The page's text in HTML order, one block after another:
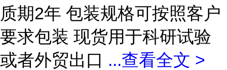
质期2年 包装规格可按照客户
要求包装 现货用于科研试验
或者外贸出口 ...查看全文 >